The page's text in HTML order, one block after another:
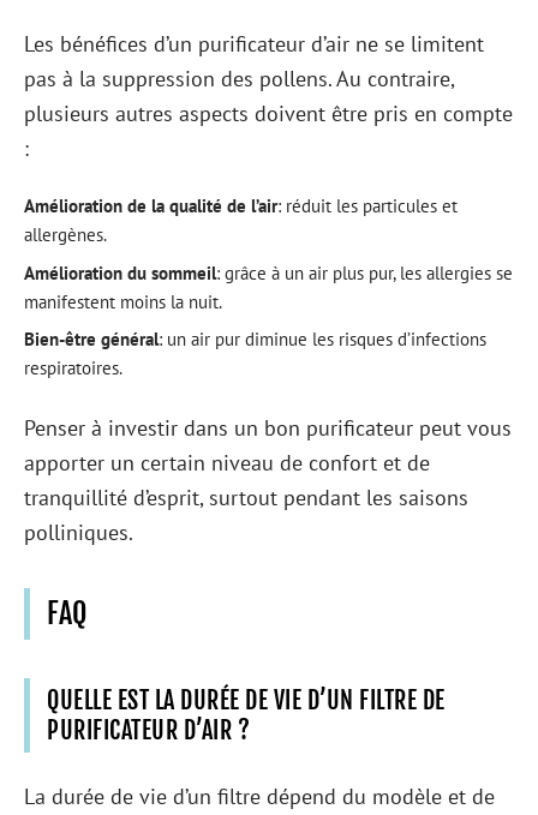
Les bénéfices d’un purificateur d’air ne se limitent
pas à la suppression des pollens. Au contraire,
plusieurs autres aspects doivent être pris en compte
:
Amélioration de la qualité de l’air: réduit les particules et
allergènes.
Amélioration du sommeil: grâce à un air plus pur, les allergies se
manifestent moins la nuit.
Bien-être général: un air pur diminue les risques d’infections
respiratoires.
Penser à investir dans un bon purificateur peut vous
apporter un certain niveau de confort et de
tranquillité d’esprit, surtout pendant les saisons
polliniques.
FAQ
QUELLE EST LA DURÉE DE VIE D’UN FILTRE DE
PURIFICATEUR D’AIR ?
La durée de vie d’un filtre dépend du modèle et de